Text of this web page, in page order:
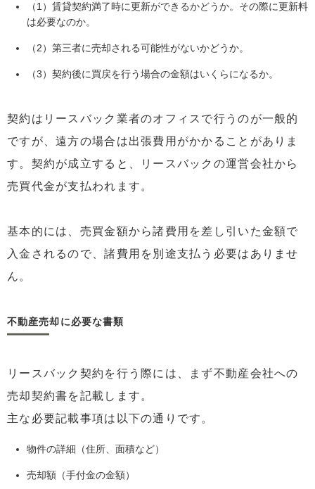
（1）賃貸契約満了時に更新ができるかどうか。その際に更新料
は必要なのか。
（2）第三者に売却される可能性がないかどうか。
（3）契約後に買戻を行う場合の金額はいくらになるか。
契約はリースバック業者のオフィスで行うのが一般的
ですが、遠方の場合は出張費用がかかることがありま
す。契約が成立すると、リースバックの運営会社から
売買代金が支払われます。
基本的には、売買金額から諸費用を差し引いた金額で
入金されるので、諸費用を別途支払う必要はありませ
ん。
不動産売却に必要な書類
リースバック契約を行う際には、まず不動産会社への
売却契約書を記載します。
主な必要記載事項は以下の通りです。
物件の詳細（住所、面積など）
売却額（手付金の金額）